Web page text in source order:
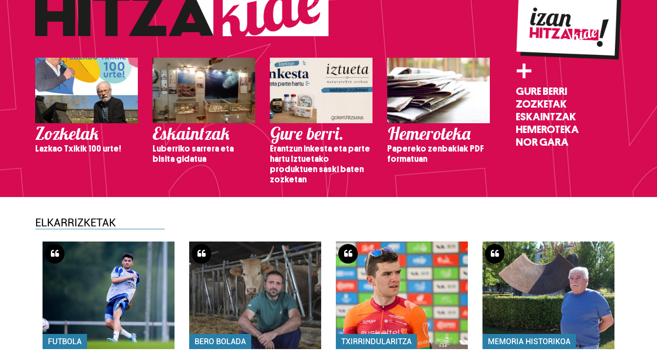
Zozketak
Lazkao Txikik 100 urte!
Eskaintzak
Luberriko sarrera eta
bisita gidatua
Gure berri.
Erantzun inkesta eta parte
hartu Iztuetako
produktuen saski baten
zozketan
Hemeroteka
Papereko zenbakiak PDF
formatuan
+
GURE BERRI
ZOZKETAK
ESKAINTZAK
HEMEROTEKA
NOR GARA
ELKARRIZKETAK
FUTBOLA BERO BOLADA TXIRRINDULARITZA MEMORIA HISTORIKOA